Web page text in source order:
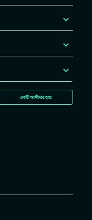
একটি অংশীদার হয়ে